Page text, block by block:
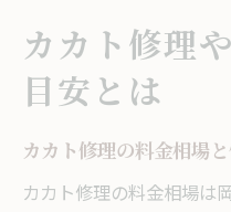
カカト修理
目安とは
カカト修理の料金相場
カカト修理の料金相場は